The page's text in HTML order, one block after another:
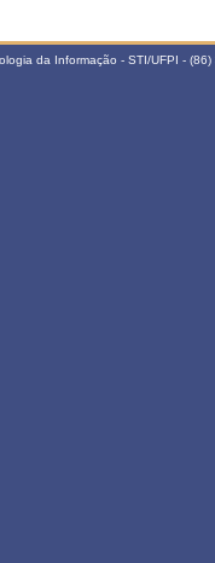
da Informação - STI/UFPI -